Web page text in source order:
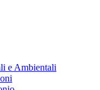
e Ambientali